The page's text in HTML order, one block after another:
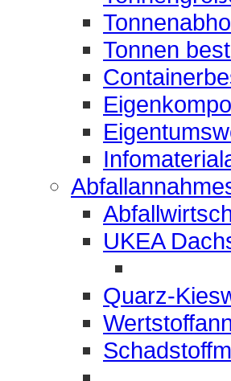
Tonnen
UKEA
Quarz-